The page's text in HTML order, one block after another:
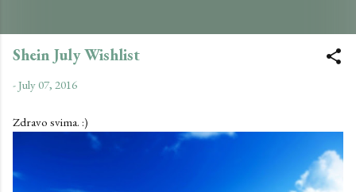
Shein July Wishlist
-July 07, 2016
Zdravo svima. :)